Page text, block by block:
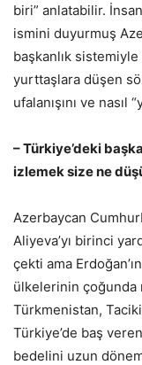
biri” anlatabilir.
ismini duyurmuş
başkanlık
yurttaşlara düşen
ufalanışını ve nasıl
– Türkiye’deki
izlemek size ne
Azerbaycan
Aliyeva’yı birinci
çekti ama
ülkelerinin çoğunda
Türkmenistan,
Türkiye’de baş
bedelini uzun